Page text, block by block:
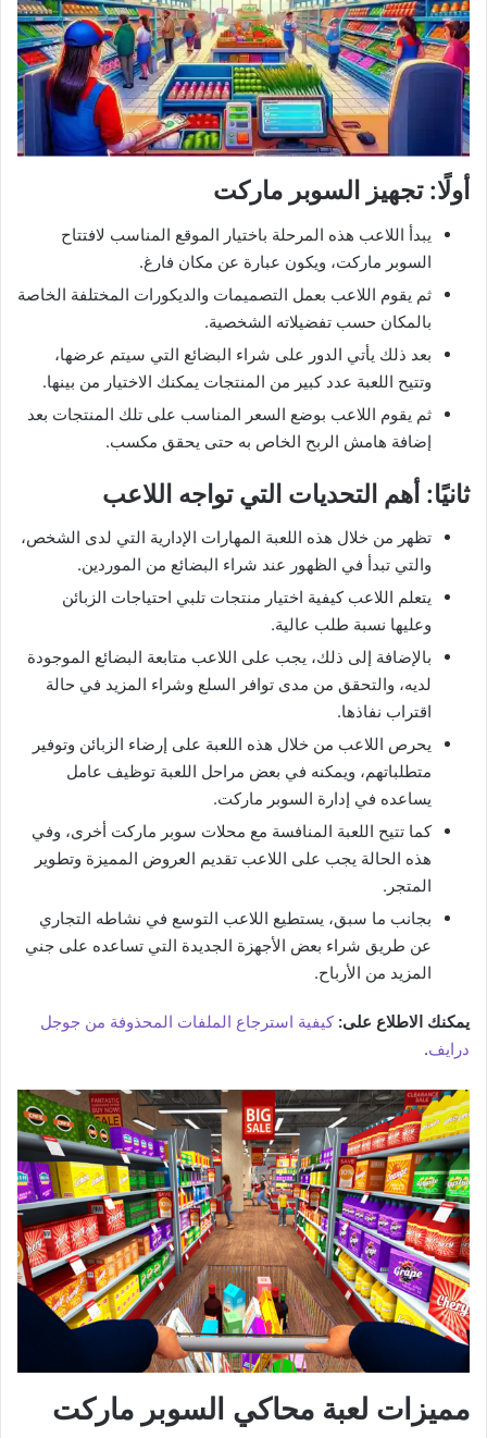
أولًا: تجهيز السوبر ماركت
يبدأ اللاعب هذه المرحلة باختيار الموقع المناسب لافتتاح
السوبر ماركت، ويكون عبارة عن مكان فارغ.
ثم يقوم اللاعب بعمل التصميمات والديكورات المختلفة الخاصة
بالمكان حسب تفضيلاته الشخصية.
بعد ذلك يأتي الدور على شراء البضائع التي سيتم عرضها،
وتتيح اللعبة عدد كبير من المنتجات يمكنك الاختيار من بينها.
ثم يقوم اللاعب بوضع السعر المناسب على تلك المنتجات بعد
إضافة هامش الربح الخاص به حتى يحقق مكسب.
ثانيًا: أهم التحديات التي تواجه اللاعب
تظهر من خلال هذه اللعبة المهارات الإدارية التي لدى الشخص،
والتي تبدأ في الظهور عند شراء البضائع من الموردين.
يتعلم اللاعب كيفية اختيار منتجات تلبي احتياجات الزبائن
وعليها نسبة طلب عالية.
بالإضافة إلى ذلك، يجب على اللاعب متابعة البضائع الموجودة
لديه، والتحقق من مدى توافر السلع وشراء المزيد في حالة
اقتراب نفاذها.
يحرص اللاعب من خلال هذه اللعبة على إرضاء الزبائن وتوفير
متطلباتهم، ويمكنه في بعض مراحل اللعبة توظيف عامل
يساعده في إدارة السوبر ماركت.
كما تتيح اللعبة المنافسة مع محلات سوبر ماركت أخرى، وفي
هذه الحالة يجب على اللاعب تقديم العروض المميزة وتطوير
المتجر.
بجانب ما سبق، يستطيع اللاعب التوسع في نشاطه التجاري
عن طريق شراء بعض الأجهزة الجديدة التي تساعده على جني
المزيد من الأرباح.
يمكنك الاطلاع على: كيفية استرجاع الملفات المحذوفة من جوجل
درايف.
مميزات لعبة محاكي السوبر ماركت